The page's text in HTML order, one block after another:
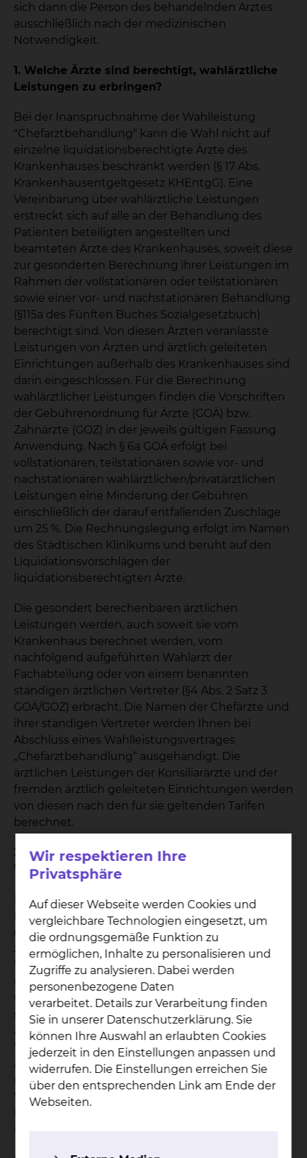
sich dann die Person des behandelnden Arztes
ausschließlich nach der medizinischen
Notwendigkeit.
1. Welche Ärzte sind berechtigt, wahlärztliche
Leistungen zu erbringen?
Bei der Inanspruchnahme der Wahlleistung
"Chefarztbehandlung" kann die Wahl nicht auf
einzelne liquidationsberechtigte Ärzte des
Krankenhauses beschränkt werden (§ 17 Abs.
Krankenhausentgeltgesetz KHEntgG). Eine
Vereinbarung über wahlärztliche Leistungen
erstreckt sich auf alle an der Behandlung des
Patienten beteiligten angestellten und
beamteten Ärzte des Krankenhauses, soweit diese
zur gesonderten Berechnung ihrer Leistungen im
Rahmen der vollstationären oder teilstationären
sowie einer vor- und nachstationären Behandlung
(§115a des Fünften Buches Sozialgesetzbuch)
berechtigt sind. Von diesen Ärzten veranlasste
Leistungen von Ärzten und ärztlich geleiteten
Einrichtungen außerhalb des Krankenhauses sind
darin eingeschlossen. Für die Berechnung
wahlärztlicher Leistungen finden die Vorschriften
der Gebührenordnung für Ärzte (GOÄ) bzw.
Zahnärzte (GOZ) in der jeweils gültigen Fassung
Anwendung. Nach § 6a GOÄ erfolgt bei
vollstationären, teilstationären sowie vor- und
nachstationären wahlärztlichen/privatärztlichen
Leistungen eine Minderung der Gebühren
einschließlich der darauf entfallenden Zuschläge
um 25 %. Die Rechnungslegung erfolgt im Namen
des Städtischen Klinikums und beruht auf den
Liquidationsvorschlägen der
liquidationsberechtigten Ärzte.
Die gesondert berechenbaren ärztlichen
Leistungen werden, auch soweit sie vom
Krankenhaus berechnet werden, vom
nachfolgend aufgeführten Wahlarzt der
Fachabteilung oder von einem benannten
ständigen ärztlichen Vertreter (§4 Abs. 2 Satz 3
GOÄ/GOZ) erbracht. Die Namen der Chefärzte und
ihrer ständigen Vertreter werden Ihnen bei
Abschluss eines Wahlleistungsvertrages
„Chefarztbehandlung“ ausgehändigt. Die
ärztlichen Leistungen der Konsiliarärzte und der
fremden ärztlich geleiteten Einrichtungen werden
von diesen nach den für sie geltenden Tarifen
berechnet.
2. Was geschieht, wenn der von Ihnen gewählte
Wahlarzt verhindert ist?
Die Rechtsprechung unterscheidet bei der
Erbringung einer wahlärztlichen Leistung durch
einen ständigen Vertreter des Wahlarztes
zwischen vorhersehbarer und unvorhersehbarer
Verhinderung des Wahlarztes. Bei einer
unvorhersehbaren Verhinderung Ihres Wahlarztes
wird die wahlärztliche Leistung von seinem
ständigen ärztlichen Vertreter übernommen. Bei
Abschluss eines Vertrages für die Wahlleistung
"Chefarztbehandlung" erhalten Sie eine
Aufstellung aller ständigen Vertreter der Chefärzte
unseres Klinikums. Im Falle der unvorhersehbaren
Verhinderung des Wahlarztes werden die
wahlärztliche Leistungen in Rechnung gestellt.
Wir respektieren Ihre
Privatsphäre
Auf dieser Webseite werden Cookies und
vergleichbare Technologien eingesetzt, um
die ordnungsgemäße Funktion zu
ermöglichen, Inhalte zu personalisieren und
Zugriffe zu analysieren. Dabei werden
personenbezogene Daten
verarbeitet. Details zur Verarbeitung finden
Sie in unserer Datenschutzerklärung. Sie
können Ihre Auswahl an erlaubten Cookies
jederzeit in den Einstellungen anpassen und
widerrufen. Die Einstellungen erreichen Sie
über den entsprechenden Link am Ende der
Webseiten.